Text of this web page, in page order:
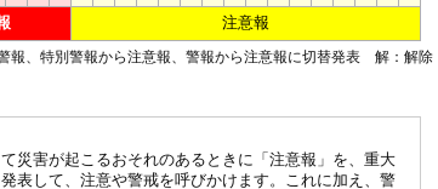
注意報
報、特別警報から注意報、警報から注意報に切替発表 解：解除
災害が起こるおそれのあるときに「注意報」を、重大
表して、注意や警戒を呼びかけます。これに加え、警